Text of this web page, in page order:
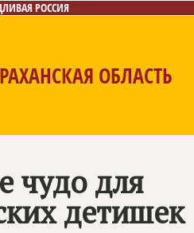
РОССИЯ
ОБЛАСТЬ
чудо для
детишек